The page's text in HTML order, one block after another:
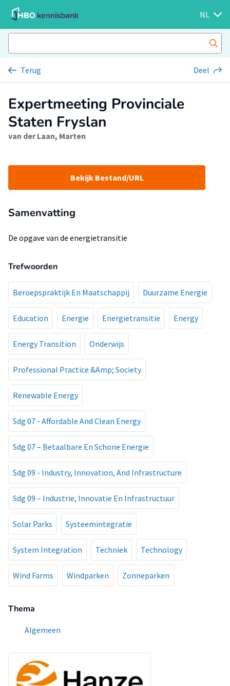
NL
Terug Deel
Expertmeeting Provinciale
Staten Fryslan
van der Laan, Marten
Bekijk Bestand/URL
Samenvatting
De opgave van de energietransitie
Trefwoorden
Beroepspraktijk En Maatschappij Duurzame Energie
Education Energie Energietransitie Energy
Energy Transition Onderwijs
Professional Practice &Amp; Society
Renewable Energy
Sdg 07 - Affordable And Clean Energy
Sdg 07 – Betaalbare En Schone Energie
Sdg 09 - Industry, Innovation, And Infrastructure
Sdg 09 – Industrie, Innovatie En Infrastructuur
Solar Parks Systeemintegratie
System Integration Techniek Technology
Wind Farms Windparken Zonneparken
Thema
Algemeen